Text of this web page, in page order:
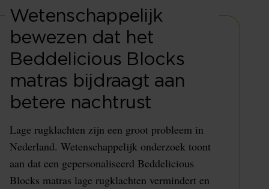
Wetenschappelijk
bewezen dat het
Beddelicious Blocks
matras bijdraagt aan
betere nachtrust
Lage rugklachten zijn een groot probleem in
Nederland. Wetenschappelijk onderzoek toont
aan dat een gepersonaliseerd Beddelicious
Blocks matras lage rugklachten vermindert en